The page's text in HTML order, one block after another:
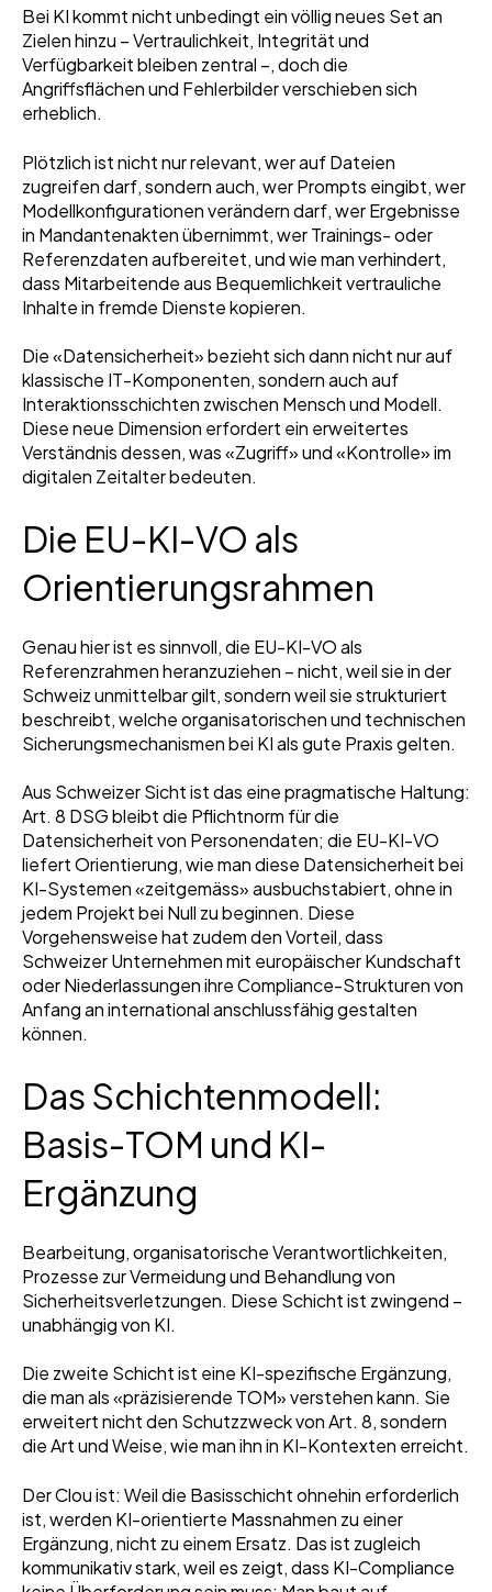
Bei KI kommt nicht unbedingt ein völlig neues Set an
Zielen hinzu – Vertraulichkeit, Integrität und
Verfügbarkeit bleiben zentral –, doch die
Angriffsflächen und Fehlerbilder verschieben sich
erheblich.
Plötzlich ist nicht nur relevant, wer auf Dateien
zugreifen darf, sondern auch, wer Prompts eingibt, wer
Modellkonfigurationen verändern darf, wer Ergebnisse
in Mandantenakten übernimmt, wer Trainings- oder
Referenzdaten aufbereitet, und wie man verhindert,
dass Mitarbeitende aus Bequemlichkeit vertrauliche
Inhalte in fremde Dienste kopieren.
Die «Datensicherheit» bezieht sich dann nicht nur auf
klassische IT-Komponenten, sondern auch auf
Interaktionsschichten zwischen Mensch und Modell.
Diese neue Dimension erfordert ein erweitertes
Verständnis dessen, was «Zugriff» und «Kontrolle» im
digitalen Zeitalter bedeuten.
Die EU-KI-VO als
Orientierungsrahmen
Genau hier ist es sinnvoll, die EU-KI-VO als
Referenzrahmen heranzuziehen – nicht, weil sie in der
Schweiz unmittelbar gilt, sondern weil sie strukturiert
beschreibt, welche organisatorischen und technischen
Sicherungsmechanismen bei KI als gute Praxis gelten.
Aus Schweizer Sicht ist das eine pragmatische Haltung:
Art. 8 DSG bleibt die Pflichtnorm für die
Datensicherheit von Personendaten; die EU-KI-VO
liefert Orientierung, wie man diese Datensicherheit bei
KI-Systemen «zeitgemäss» ausbuchstabiert, ohne in
jedem Projekt bei Null zu beginnen. Diese
Vorgehensweise hat zudem den Vorteil, dass
Schweizer Unternehmen mit europäischer Kundschaft
oder Niederlassungen ihre Compliance-Strukturen von
Anfang an international anschlussfähig gestalten
können.
Das Schichtenmodell:
Basis-TOM und KI-
Ergänzung
Bearbeitung, organisatorische Verantwortlichkeiten,
Prozesse zur Vermeidung und Behandlung von
Sicherheitsverletzungen. Diese Schicht ist zwingend –
unabhängig von KI.
Die zweite Schicht ist eine KI-spezifische Ergänzung,
die man als «präzisierende TOM» verstehen kann. Sie
erweitert nicht den Schutzzweck von Art. 8, sondern
die Art und Weise, wie man ihn in KI-Kontexten erreicht.
Der Clou ist: Weil die Basisschicht ohnehin erforderlich
ist, werden KI-orientierte Massnahmen zu einer
Ergänzung, nicht zu einem Ersatz. Das ist zugleich
kommunikativ stark, weil es zeigt, dass KI-Compliance